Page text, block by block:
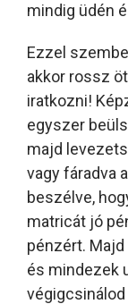
mindig üdén
Ezzel
akkor rossz
iratkozni!
egyszer
majd
vagy fáradva
beszélve,
matricát jó
pénzért.
és mindezek